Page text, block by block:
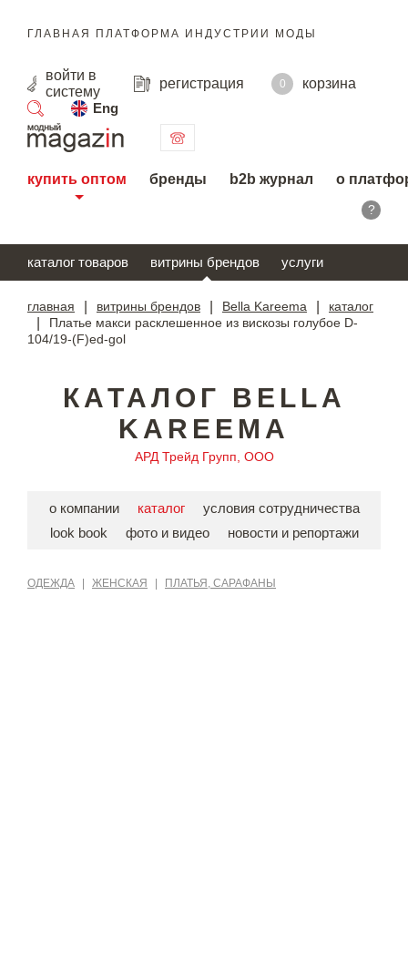
ГЛАВНАЯ ПЛАТФОРМА ИНДУСТРИИ МОДЫ
войти в
систему
регистрация 0
корзина
Eng
поиск
купить оптом бренды b2b журнал о
?
каталог товаров витрины брендов услуги
главная витрины брендов Bella Kareema каталог
Платье макси расклешенное из вискозы голубое D-
104/19-(F)ed-gol
КАТАЛОГ BELLA
KAREEMA
АРД Трейд Групп, ООО
о компании каталог
условия сотрудничества
look book
фото и видео новости и репортажи
ОДЕЖДА ЖЕНСКАЯ ПЛАТЬЯ, САРАФАНЫ